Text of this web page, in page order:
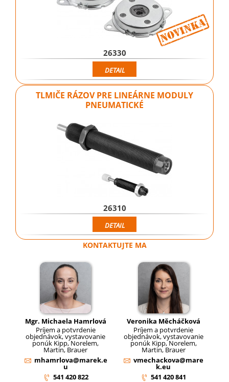
26330
DETAIL
TLMIČE RÁZOV PRE LINEÁRNE MODULY
PNEUMATICKÉ
26310
DETAIL
KONTAKTUJTE MA
Mgr. Michaela Hamrlová
Príjem a potvrdenie
objednávok, vystavovanie
ponúk Kipp, Norelem,
Martin, Brauer
mhamrlova@marek.e
u
541 420 822
Veronika Měcháčková
Príjem a potvrdenie
objednávok, vystavovanie
ponúk Kipp, Norelem,
Martin, Brauer
vmechackova@mare
k.eu
541 420 841